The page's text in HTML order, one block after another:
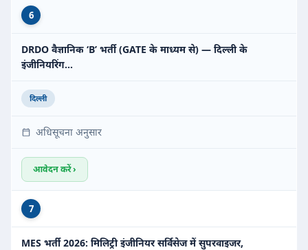
6
DRDO वैज्ञानिक ‘B’ भर्ती (GATE के माध्यम से) — दिल्ली के
इंजीनियरिंग…
दिल्ली
अधिसूचना अनुसार
आवेदन करें ›
7
MES भर्ती 2026: मिलिट्री इंजीनियर सर्विसेज में सुपरवाइजर,